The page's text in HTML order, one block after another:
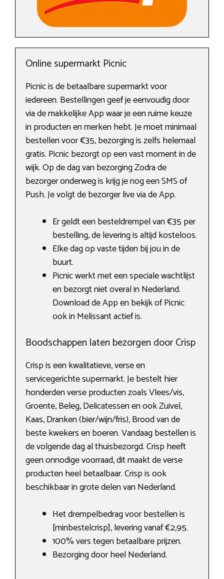
Online supermarkt Picnic
Picnic is de betaalbare supermarkt voor
iedereen. Bestellingen geef je eenvoudig door
via de makkelijke App waar je een ruime keuze
in producten en merken hebt. Je moet minimaal
bestellen voor €35, bezorging is zelfs helemaal
gratis. Picnic bezorgt op een vast moment in de
wijk. Op de dag van bezorging Zodra de
bezorger onderweg is krijg je nog een SMS of
Push. Je volgt de bezorger live via de App.
Er geldt een besteldrempel van €35 per
bestelling, de levering is altijd kosteloos.
Elke dag op vaste tijden bij jou in de
buurt.
Picnic werkt met een speciale wachtlijst
en bezorgt niet overal in Nederland.
Download de App en bekijk of Picnic
ook in Melissant actief is.
Boodschappen laten bezorgen door Crisp
Crisp is een kwalitatieve, verse en
servicegerichte supermarkt. Je bestelt hier
honderden verse producten zoals Vlees/vis,
Groente, Beleg, Delicatessen en ook Zuivel,
Kaas, Dranken (bier/wijn/fris), Brood van de
beste kwekers en boeren. Vandaag bestellen is
de volgende dag al thuisbezorgd. Crisp heeft
geen onnodige voorraad, dit maakt de verse
producten heel betaalbaar. Crisp is ook
beschikbaar in grote delen van Nederland.
Het drempelbedrag voor bestellen is
[minbestelcrisp], levering vanaf €2,95.
100% vers tegen betaalbare prijzen.
Bezorging door heel Nederland.